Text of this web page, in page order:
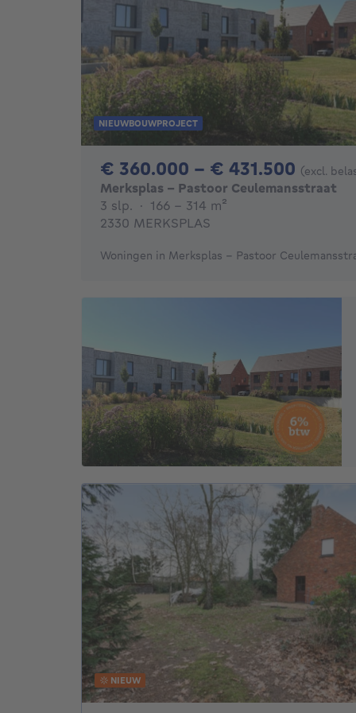
NIEUWBOUWPROJECT
€ 360.000 - € 431.500 Van
(excl.
Merksplas - Pastoor Ceulemansstraat
3 slp. 3 slaapkamers
· 166 - 314 m²
2330 MERKSPLAS
Woningen in Merksplas - Pastoor
NIEUW